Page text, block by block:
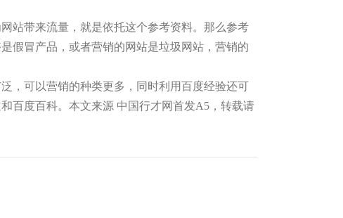
站带来流量，就是依托这个参考资料。那么参考
假冒产品，或者营销的网站是垃圾网站，营销的
，可以营销的种类更多，同时利用百度经验还可
百度百科。本文来源 中国行才网首发A5，转载请